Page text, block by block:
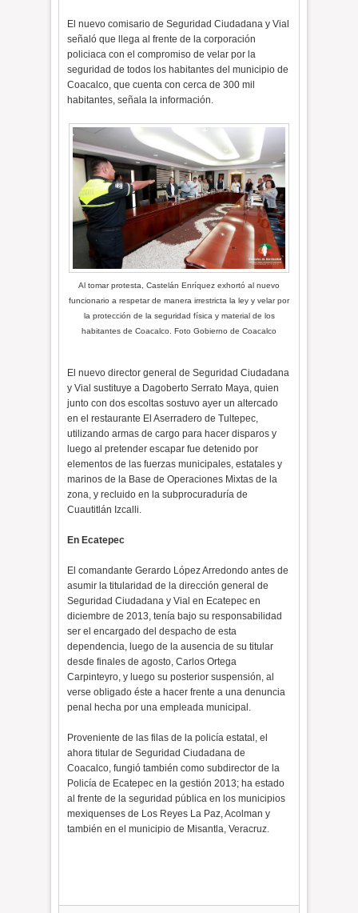
El nuevo comisario de Seguridad Ciudadana y Vial
señaló que llega al frente de la corporación
policiaca con el compromiso de velar por la
seguridad de todos los habitantes del municipio de
Coacalco, que cuenta con cerca de 300 mil
habitantes, señala la información.
Al tomar protesta, Castelán Enríquez exhortó al nuevo
funcionario a respetar de manera irrestricta la ley y velar por
la protección de la seguridad física y material de los
habitantes de Coacalco. Foto Gobierno de Coacalco
El nuevo director general de Seguridad Ciudadana
y Vial sustituye a Dagoberto Serrato Maya, quien
junto con dos escoltas sostuvo ayer un altercado
en el restaurante El Aserradero de Tultepec,
utilizando armas de cargo para hacer disparos y
luego al pretender escapar fue detenido por
elementos de las fuerzas municipales, estatales y
marinos de la Base de Operaciones Mixtas de la
zona, y recluido en la subprocuraduría de
Cuautitlán Izcalli.
En Ecatepec
El comandante Gerardo López Arredondo antes de
asumir la titularidad de la dirección general de
Seguridad Ciudadana y Vial en Ecatepec en
diciembre de 2013, tenía bajo su responsabilidad
ser el encargado del despacho de esta
dependencia, luego de la ausencia de su titular
desde finales de agosto, Carlos Ortega
Carpinteyro, y luego su posterior suspensión, al
verse obligado éste a hacer frente a una denuncia
penal hecha por una empleada municipal.
Proveniente de las filas de la policía estatal, el
ahora titular de Seguridad Ciudadana de
Coacalco, fungió también como subdirector de la
Policía de Ecatepec en la gestión 2013; ha estado
al frente de la seguridad pública en los municipios
mexiquenses de Los Reyes La Paz, Acolman y
también en el municipio de Misantla, Veracruz.